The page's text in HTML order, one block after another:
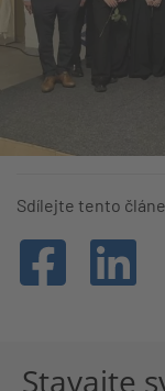
Sdílejte tento
Stavajte